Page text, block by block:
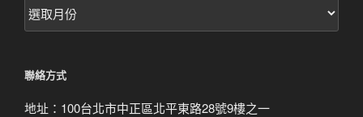
按
月
聯絡方式
地址：100台北市中正區北平東路28號9樓之一